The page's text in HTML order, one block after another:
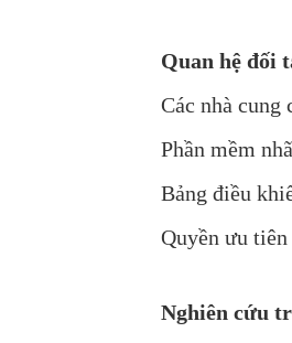
Quan hệ đối
Các nhà cung
Phần mềm
Bảng điều
Quyền ưu
Nghiên cứu